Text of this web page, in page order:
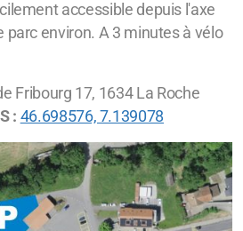
accessible depuis l'axe
parc environ. A 3 minutes à vélo
Fribourg 17, 1634 La Roche
: 46.698576, 7.139078